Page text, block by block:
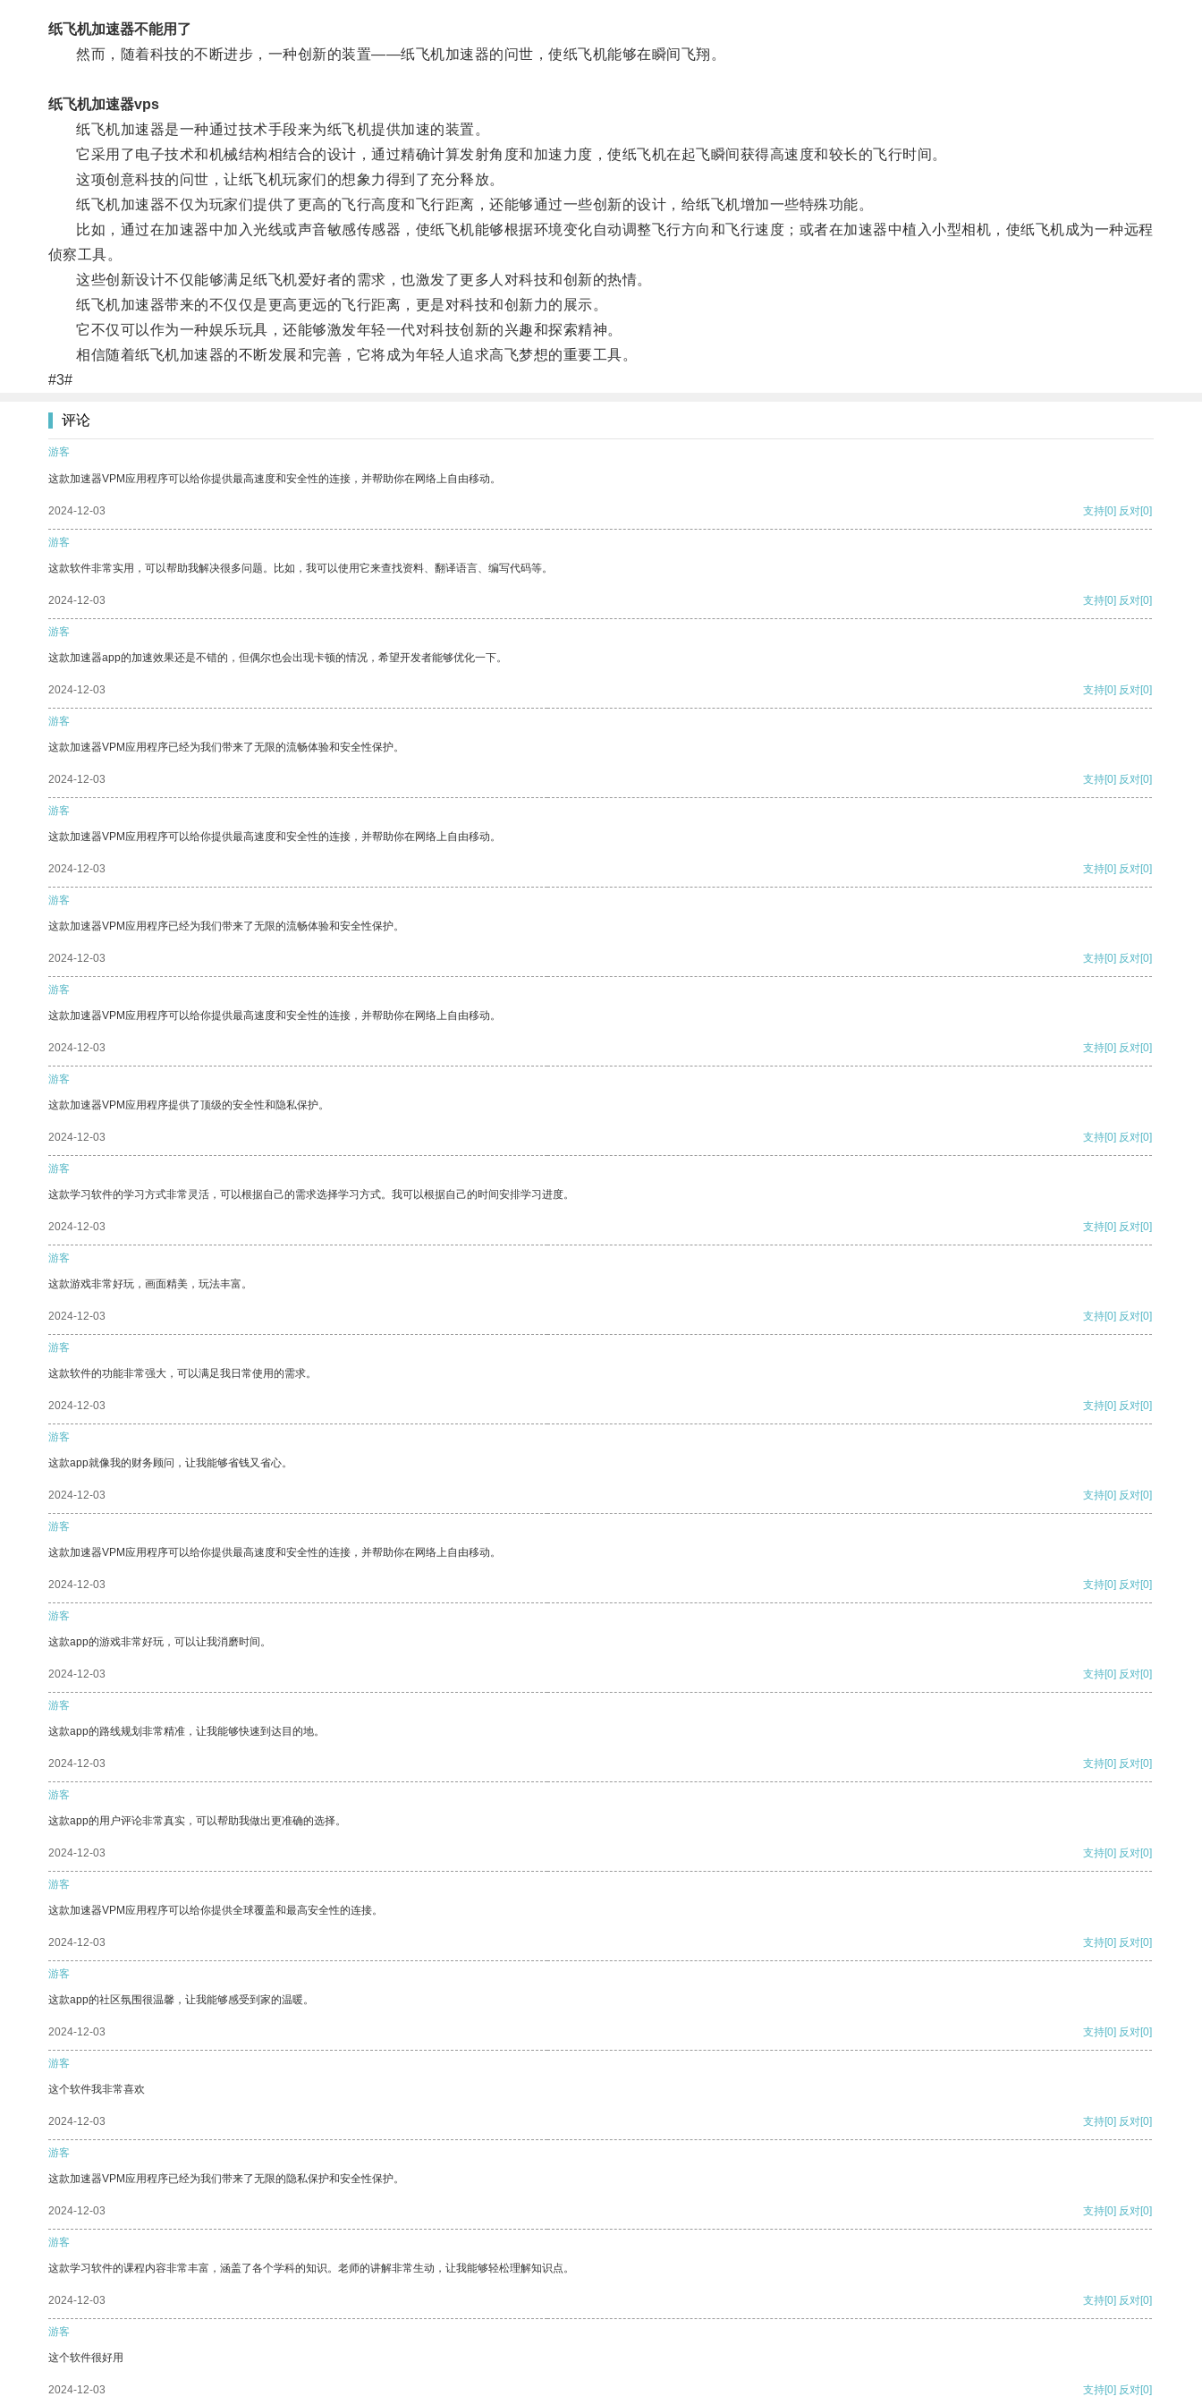
纸飞机加速器不能用了
然而，随着科技的不断进步，一种创新的装置——纸飞机加速器的问世，使纸飞机能够在瞬间飞翔。
纸飞机加速器vps
纸飞机加速器是一种通过技术手段来为纸飞机提供加速的装置。
它采用了电子技术和机械结构相结合的设计，通过精确计算发射角度和加速力度，使纸飞机在起飞瞬间获得高速度和较长的飞行时间。
这项创意科技的问世，让纸飞机玩家们的想象力得到了充分释放。
纸飞机加速器不仅为玩家们提供了更高的飞行高度和飞行距离，还能够通过一些创新的设计，给纸飞机增加一些特殊功能。
比如，通过在加速器中加入光线或声音敏感传感器，使纸飞机能够根据环境变化自动调整飞行方向和飞行速度；或者在加速器中植入小型相机，使纸飞机成为一种远程
侦察工具。
这些创新设计不仅能够满足纸飞机爱好者的需求，也激发了更多人对科技和创新的热情。
纸飞机加速器带来的不仅仅是更高更远的飞行距离，更是对科技和创新力的展示。
它不仅可以作为一种娱乐玩具，还能够激发年轻一代对科技创新的兴趣和探索精神。
相信随着纸飞机加速器的不断发展和完善，它将成为年轻人追求高飞梦想的重要工具。
#3#
评论
游客
这款加速器VPM应用程序可以给你提供最高速度和安全性的连接，并帮助你在网络上自由移动。
2024-12-03 支持[0] 反对[0]
游客
这款软件非常实用，可以帮助我解决很多问题。比如，我可以使用它来查找资料、翻译语言、编写代码等。
2024-12-03 支持[0] 反对[0]
游客
这款加速器app的加速效果还是不错的，但偶尔也会出现卡顿的情况，希望开发者能够优化一下。
2024-12-03 支持[0] 反对[0]
游客
这款加速器VPM应用程序已经为我们带来了无限的流畅体验和安全性保护。
2024-12-03 支持[0] 反对[0]
游客
这款加速器VPM应用程序可以给你提供最高速度和安全性的连接，并帮助你在网络上自由移动。
2024-12-03 支持[0] 反对[0]
游客
这款加速器VPM应用程序已经为我们带来了无限的流畅体验和安全性保护。
2024-12-03 支持[0] 反对[0]
游客
这款加速器VPM应用程序可以给你提供最高速度和安全性的连接，并帮助你在网络上自由移动。
2024-12-03 支持[0] 反对[0]
游客
这款加速器VPM应用程序提供了顶级的安全性和隐私保护。
2024-12-03 支持[0] 反对[0]
游客
这款学习软件的学习方式非常灵活，可以根据自己的需求选择学习方式。我可以根据自己的时间安排学习进度。
2024-12-03 支持[0] 反对[0]
游客
这款游戏非常好玩，画面精美，玩法丰富。
2024-12-03 支持[0] 反对[0]
游客
这款软件的功能非常强大，可以满足我日常使用的需求。
2024-12-03 支持[0] 反对[0]
游客
这款app就像我的财务顾问，让我能够省钱又省心。
2024-12-03 支持[0] 反对[0]
游客
这款加速器VPM应用程序可以给你提供最高速度和安全性的连接，并帮助你在网络上自由移动。
2024-12-03 支持[0] 反对[0]
游客
这款app的游戏非常好玩，可以让我消磨时间。
2024-12-03 支持[0] 反对[0]
游客
这款app的路线规划非常精准，让我能够快速到达目的地。
2024-12-03 支持[0] 反对[0]
游客
这款app的用户评论非常真实，可以帮助我做出更准确的选择。
2024-12-03 支持[0] 反对[0]
游客
这款加速器VPM应用程序可以给你提供全球覆盖和最高安全性的连接。
2024-12-03 支持[0] 反对[0]
游客
这款app的社区氛围很温馨，让我能够感受到家的温暖。
2024-12-03 支持[0] 反对[0]
游客
这个软件我非常喜欢
2024-12-03 支持[0] 反对[0]
游客
这款加速器VPM应用程序已经为我们带来了无限的隐私保护和安全性保护。
2024-12-03 支持[0] 反对[0]
游客
这款学习软件的课程内容非常丰富，涵盖了各个学科的知识。老师的讲解非常生动，让我能够轻松理解知识点。
2024-12-03 支持[0] 反对[0]
游客
这个软件很好用
2024-12-03 支持[0] 反对[0]